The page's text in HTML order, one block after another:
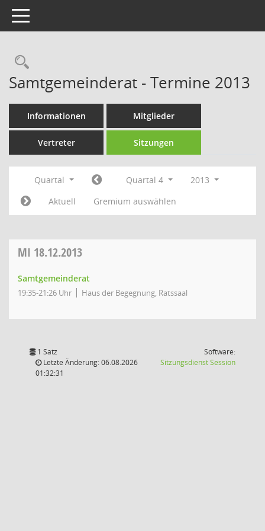
Toggle navigation
Rechercheauswahl
Samtgemeinderat - Termine 2013
Informationen Mitglieder
Vertreter Sitzungen
Quartal Quartal 4
2013
Aktuell
Gremium auswählen
MI 18.12.2013
Samtgemeinderat
19:35-21:26 Uhr Haus der Begegnung, Ratssaal
1 Satz
Letzte Änderung: 06.08.2026
01:32:31
Software:
SitzungsdienstSession(Wird in